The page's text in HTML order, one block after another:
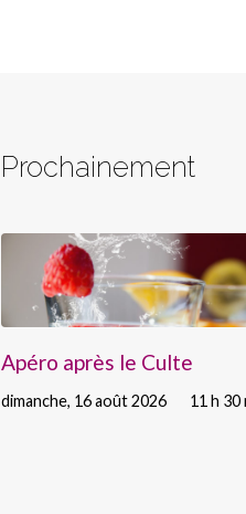
Prochainement
Apéro après le Culte
dimanche, 16 août 2026 11 h 30